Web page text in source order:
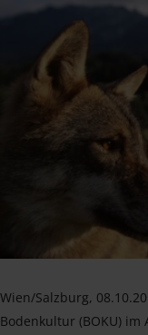
Wien/Salzburg,
Bodenkultur (BOKU)